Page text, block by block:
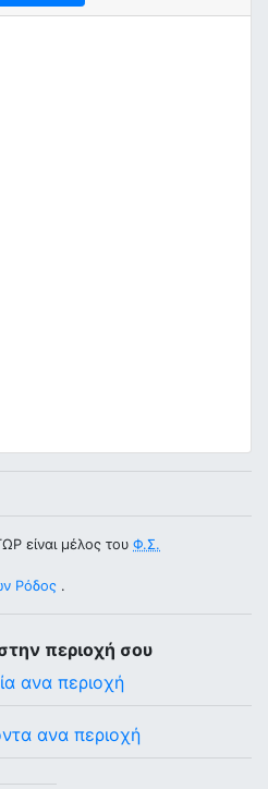
είναι μέλος του Φ.Σ.
Ρόδος .
περιοχή σου
ανα περιοχή
ανα περιοχή